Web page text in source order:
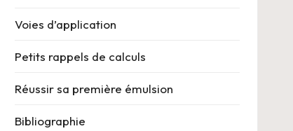
Voies d’application
Petits rappels de calculs
Réussir sa première émulsion
Bibliographie